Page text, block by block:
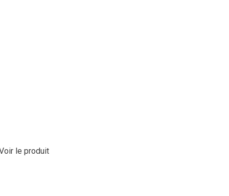
le produit